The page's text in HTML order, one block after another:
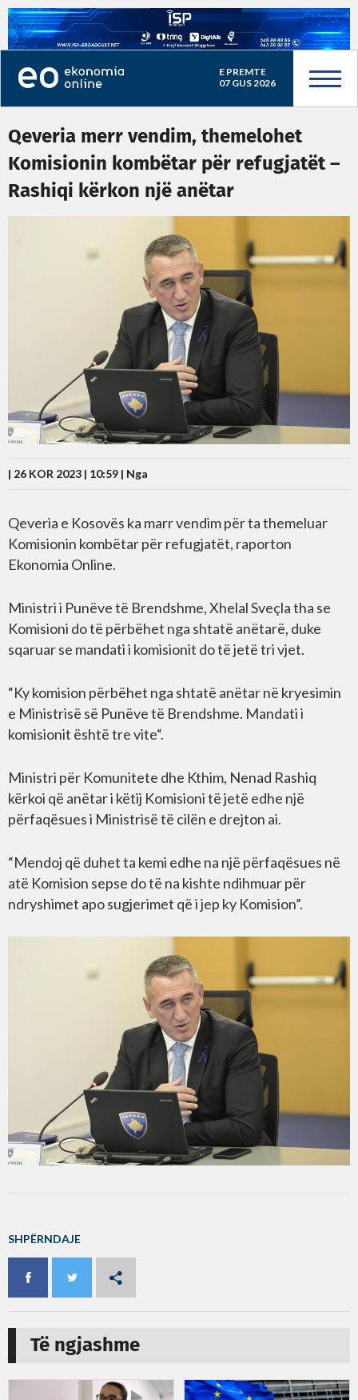
E PREMTE
07 GUS 2026
Qeveria merr vendim, themelohet
Komisionin kombëtar për refugjatët –
Rashiqi kërkon një anëtar
| 26 KOR 2023 | 10:59 | Nga
Qeveria e Kosovës ka marr vendim për ta themeluar
Komisionin kombëtar për refugjatët, raporton
Ekonomia Online.
Ministri i Punëve të Brendshme, Xhelal Sveçla tha se
Komisioni do të përbëhet nga shtatë anëtarë, duke
sqaruar se mandati i komisionit do të jetë tri vjet.
“Ky komision përbëhet nga shtatë anëtar në kryesimin
e Ministrisë së Punëve të Brendshme. Mandati i
komisionit është tre vite“.
Ministri për Komunitete dhe Kthim, Nenad Rashiq
kërkoi që anëtar i këtij Komisioni të jetë edhe një
përfaqësues i Ministrisë të cilën e drejton ai.
“Mendoj që duhet ta kemi edhe na një përfaqësues në
atë Komision sepse do të na kishte ndihmuar për
ndryshimet apo sugjerimet që i jep ky Komision”.
SHPËRNDAJE
Të ngjashme